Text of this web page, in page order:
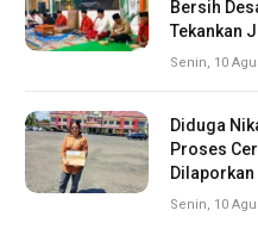
Bersih
Tekankan
Senin, 10
Diduga
Proses
Senin, 10